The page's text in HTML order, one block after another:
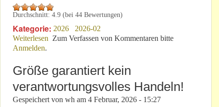
Durchschnitt: 4.9 (bei 44 Bewertungen)
Kategorie: 2026
2026-02
Weiterlesen über Beispielhaft: „Und willst du nicht mein Bruder
Zum Verfassen von Kommentaren bitte
Anmelden.
Größe garantiert kein
verantwortungsvolles Handeln!
Gespeichert von wh am 4 Februar, 2026 - 15:27